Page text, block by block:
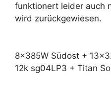
funktionert leider auch
wird zurückgewiesen.
8x385W Südost +
12k sg04LP3 + Titan